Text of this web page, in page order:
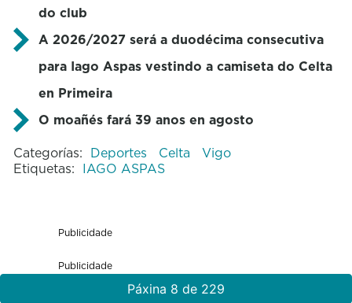
do club
A 2026/2027 será a duodécima consecutiva
para Iago Aspasvestindo a camiseta do Celta
en Primeira
O moañés fará 39 anos en agosto
Categorías: Deportes Celta
Vigo
Etiquetas: IAGO ASPAS
Publicidade
Publicidade
Páxina 8 de 229